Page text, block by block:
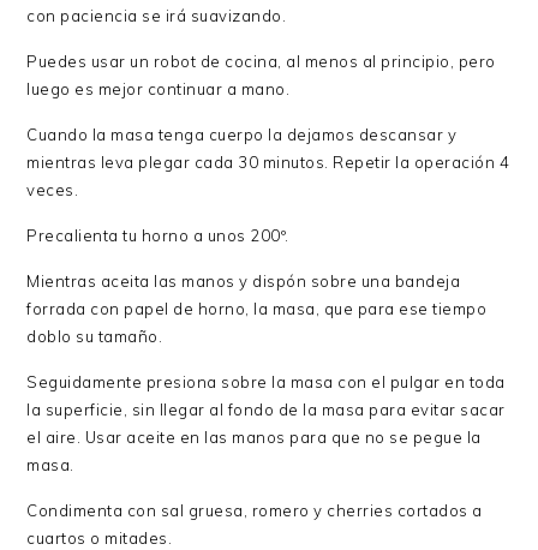
con paciencia se irá suavizando.
Puedes usar un robot de cocina, al menos al principio, pero
luego es mejor continuar a mano.
Cuando la masa tenga cuerpo la dejamos descansar y
mientras leva plegar cada 30 minutos. Repetir la operación 4
veces.
Precalienta tu horno a unos 200º.
Mientras aceita las manos y dispón sobre una bandeja
forrada con papel de horno, la masa, que para ese tiempo
doblo su tamaño.
Seguidamente presiona sobre la masa con el pulgar en toda
la superficie, sin llegar al fondo de la masa para evitar sacar
el aire. Usar aceite en las manos para que no se pegue la
masa.
Condimenta con sal gruesa, romero y cherries cortados a
cuartos o mitades.